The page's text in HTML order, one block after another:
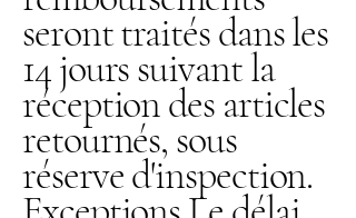
seront traités dans les
14 jours suivant la
réception des articles
retournés, sous
réserve d'inspection.